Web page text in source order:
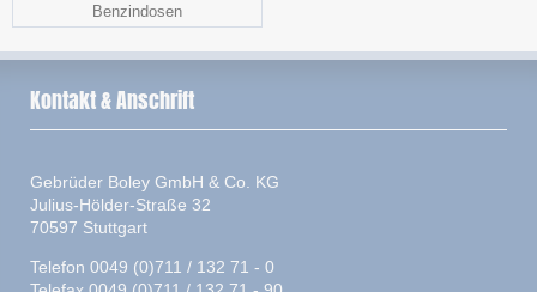
Benzindosen
Kontakt & Anschrift
Gebrüder Boley GmbH & Co. KG
Julius-Hölder-Straße 32
70597 Stuttgart
Telefon 0049 (0)711 / 132 71 - 0